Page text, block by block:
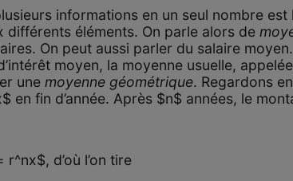
informations en un seul nombre
différents éléments. On parle alors de
On peut aussi parler du salaire
moyen, la moyenne usuelle,
unemoyenne géométrique. Regardons
en fin d’année. Après $n$ années, le
d’où l’on tire